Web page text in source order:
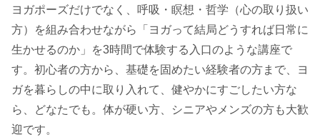
ヨガポーズだけでなく、呼吸・瞑想・哲学（心の取り扱い
方）を組み合わせながら「ヨガって結局どうすれば日常に
生かせるのか」を3時間で体験する入口のような講座で
す。初心者の方から、基礎を固めたい経験者の方まで、ヨ
ガを暮らしの中に取り入れて、健やかにすごしたい方な
ら、どなたでも。体が硬い方、シニアやメンズの方も大歓
迎です。